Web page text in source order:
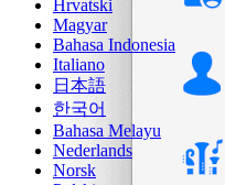
Hrvatski
Magyar
Bahasa Indonesia
Italiano
日本語
한국어
Bahasa Melayu
Nederlands
Norsk